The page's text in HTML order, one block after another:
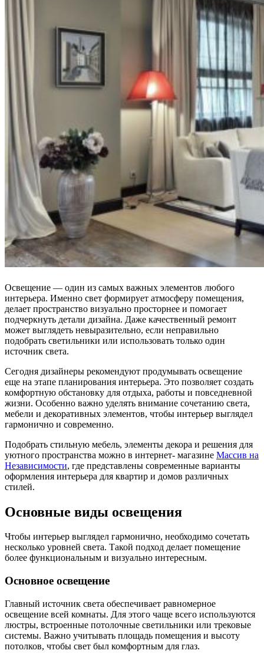
Освещение — один из самых важных элементов любого
интерьера. Именно свет формирует атмосферу помещения,
делает пространство визуально просторнее и помогает
подчеркнуть детали дизайна. Даже качественный ремонт
может выглядеть невыразительно, если неправильно
подобрать светильники или использовать только один
источник света.
Сегодня дизайнеры рекомендуют продумывать освещение
еще на этапе планирования интерьера. Это позволяет создать
комфортную обстановку для отдыха, работы и повседневной
жизни. Особенно важно уделять внимание сочетанию света,
мебели и декоративных элементов, чтобы интерьер выглядел
гармонично и современно.
Подобрать стильную мебель, элементы декора и решения для
уютного пространства можно в интернет- магазине Массив на
Независимости, где представлены современные варианты
оформления интерьера для квартир и домов различных
стилей.
Основные виды освещения
Чтобы интерьер выглядел гармонично, необходимо сочетать
несколько уровней света. Такой подход делает помещение
более функциональным и визуально интересным.
Основное освещение
Главный источник света обеспечивает равномерное
освещение всей комнаты. Для этого чаще всего используются
люстры, встроенные потолочные светильники или трековые
системы. Важно учитывать площадь помещения и высоту
потолков, чтобы свет был комфортным для глаз.